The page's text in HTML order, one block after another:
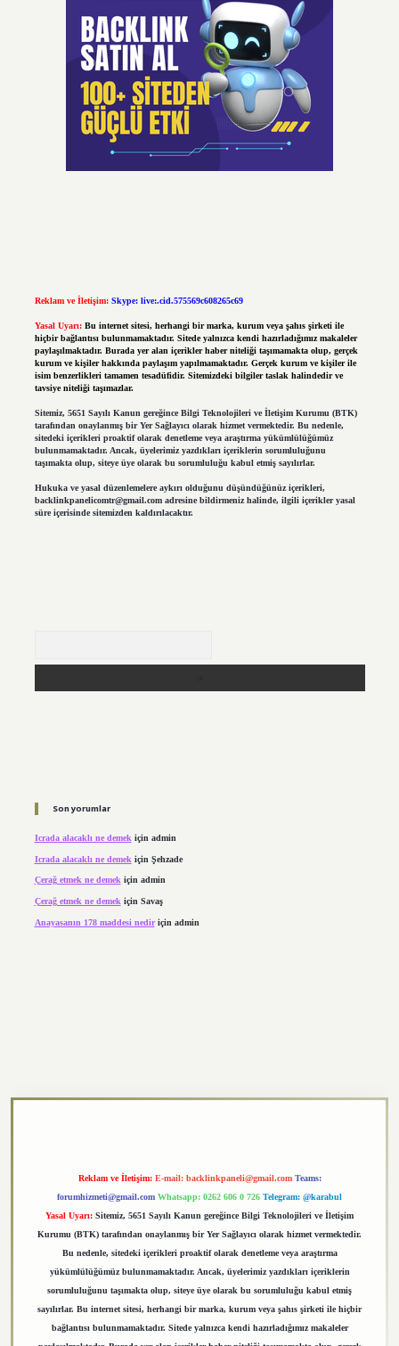
Reklam ve İletişim: Skype: live:.cid.575569c608265c69
Yasal Uyarı: Bu internet sitesi, herhangi bir marka, kurum veya şahıs şirketi ile
hiçbir bağlantısı bulunmamaktadır. Sitede yalnızca kendi hazırladığımız makaleler
paylaşılmaktadır. Burada yer alan içerikler haber niteliği taşımamakta olup, gerçek
kurum ve kişiler hakkında paylaşım yapılmamaktadır. Gerçek kurum ve kişiler ile
isim benzerlikleri tamamen tesadüfidir. Sitemizdeki bilgiler taslak halindedir ve
tavsiye niteliği taşımazlar.
Sitemiz, 5651 Sayılı Kanun gereğince Bilgi Teknolojileri ve İletişim Kurumu (BTK)
tarafından onaylanmış bir Yer Sağlayıcı olarak hizmet vermektedir. Bu nedenle,
sitedeki içerikleri proaktif olarak denetleme veya araştırma yükümlülüğümüz
bulunmamaktadır. Ancak, üyelerimiz yazdıkları içeriklerin sorumluluğunu
taşımakta olup, siteye üye olarak bu sorumluluğu kabul etmiş sayılırlar.
Hukuka ve yasal düzenlemelere aykırı olduğunu düşündüğünüz içerikleri,
backlinkpanelicomtr@gmail.comadresine bildirmeniz halinde, ilgili içerikler yasal
süre içerisinde sitemizden kaldırılacaktır.
Son yorumlar
Icrada alacaklı ne demek için admin
Icrada alacaklı ne demek için Şehzade
Çerağ etmek ne demekiçin admin
Çerağ etmek ne demek için Savaş
Anayasanın 178 maddesi nediriçin admin
Reklam ve İletişim: E-mail: backlinkpaneli@gmail.com Teams:
forumhizmeti@gmail.com Whatsapp: 0262 606 0 726 Telegram: @karabul
Yasal Uyarı: Sitemiz, 5651 Sayılı Kanun gereğince Bilgi Teknolojileri ve İletişim
Kurumu (BTK) tarafından onaylanmış bir Yer Sağlayıcı olarak hizmet vermektedir.
Bu nedenle, sitedeki içerikleri proaktif olarak denetleme veya araştırma
yükümlülüğümüz bulunmamaktadır. Ancak, üyelerimiz yazdıkları içeriklerin
sorumluluğunu taşımakta olup, siteye üye olarak bu sorumluluğu kabul etmiş
sayılırlar. Bu internet sitesi, herhangi bir marka, kurum veya şahıs şirketi ile hiçbir
bağlantısı bulunmamaktadır. Sitede yalnızca kendi hazırladığımız makaleler